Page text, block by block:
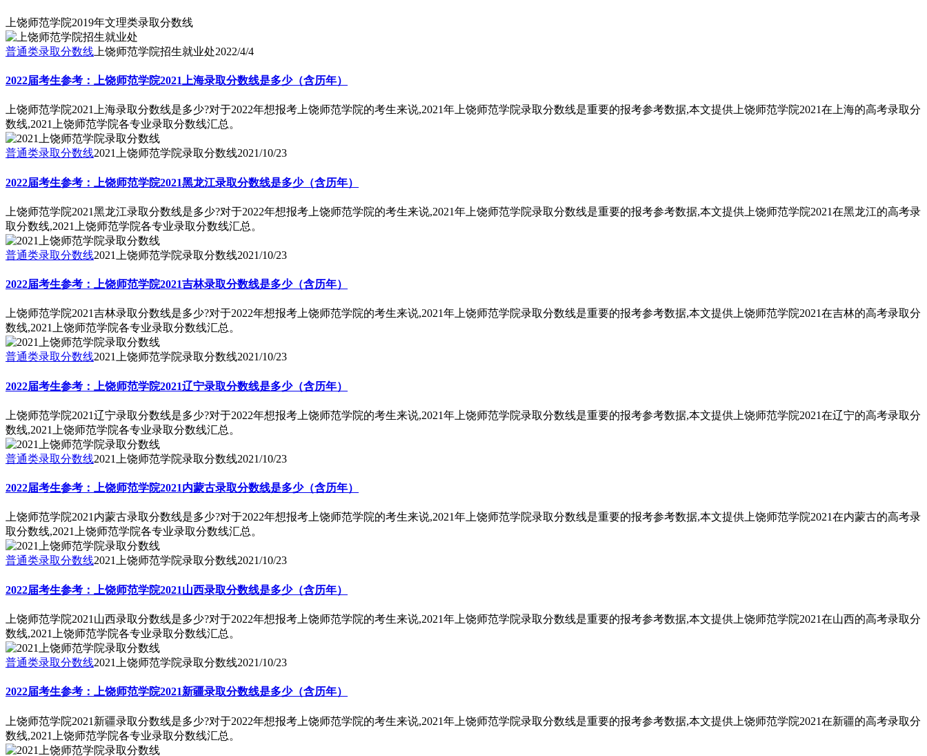
上饶师范学院2019年文理类录取分数线
普通类录取分数线 上饶师范学院招生就业处2022/4/4
2022届考生参考：上饶师范学院2021上海录取分数线是多少（含历年）
上饶师范学院2021上海录取分数线是多少?对于2022年想报考上饶师范学院的考生来说,2021年上饶师范学院录取分数线是重要的报考参考数据,本文提供上饶师范学院2021在上海的高考录取分
数线,2021上饶师范学院各专业录取分数线汇总。
普通类录取分数线2021上饶师范学院录取分数线2021/10/23
2022届考生参考：上饶师范学院2021黑龙江录取分数线是多少（含历年）
上饶师范学院2021黑龙江录取分数线是多少?对于2022年想报考上饶师范学院的考生来说,2021年上饶师范学院录取分数线是重要的报考参考数据,本文提供上饶师范学院2021在黑龙江的高考录
取分数线,2021上饶师范学院各专业录取分数线汇总。
普通类录取分数线2021上饶师范学院录取分数线2021/10/23
2022届考生参考：上饶师范学院2021吉林录取分数线是多少（含历年）
上饶师范学院2021吉林录取分数线是多少?对于2022年想报考上饶师范学院的考生来说,2021年上饶师范学院录取分数线是重要的报考参考数据,本文提供上饶师范学院2021在吉林的高考录取分
数线,2021上饶师范学院各专业录取分数线汇总。
普通类录取分数线2021上饶师范学院录取分数线2021/10/23
2022届考生参考：上饶师范学院2021辽宁录取分数线是多少（含历年）
上饶师范学院2021辽宁录取分数线是多少?对于2022年想报考上饶师范学院的考生来说,2021年上饶师范学院录取分数线是重要的报考参考数据,本文提供上饶师范学院2021在辽宁的高考录取分
数线,2021上饶师范学院各专业录取分数线汇总。
普通类录取分数线2021上饶师范学院录取分数线2021/10/23
2022届考生参考：上饶师范学院2021内蒙古录取分数线是多少（含历年）
上饶师范学院2021内蒙古录取分数线是多少?对于2022年想报考上饶师范学院的考生来说,2021年上饶师范学院录取分数线是重要的报考参考数据,本文提供上饶师范学院2021在内蒙古的高考录
取分数线,2021上饶师范学院各专业录取分数线汇总。
普通类录取分数线2021上饶师范学院录取分数线2021/10/23
2022届考生参考：上饶师范学院2021山西录取分数线是多少（含历年）
上饶师范学院2021山西录取分数线是多少?对于2022年想报考上饶师范学院的考生来说,2021年上饶师范学院录取分数线是重要的报考参考数据,本文提供上饶师范学院2021在山西的高考录取分
数线,2021上饶师范学院各专业录取分数线汇总。
普通类录取分数线2021上饶师范学院录取分数线2021/10/23
2022届考生参考：上饶师范学院2021新疆录取分数线是多少（含历年）
上饶师范学院2021新疆录取分数线是多少?对于2022年想报考上饶师范学院的考生来说,2021年上饶师范学院录取分数线是重要的报考参考数据,本文提供上饶师范学院2021在新疆的高考录取分
数线,2021上饶师范学院各专业录取分数线汇总。